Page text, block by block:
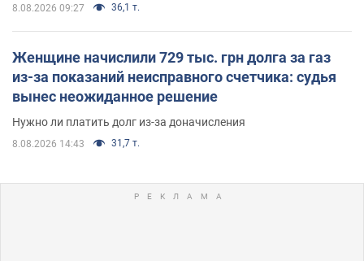
8.08.2026 09:27 36,1 т.
Женщине начислили 729 тыс. грн долга за газ
из-за показаний неисправного счетчика: судья
вынес неожиданное решение
Нужно ли платить долг из-за доначисления
8.08.2026 14:43 31,7 т.